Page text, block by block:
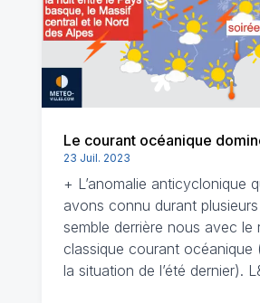
Le courant océanique
23 Juil. 2023
+ L’anomalie anticyclonique
avons connu durant
semble derrière nous avec le
classique courant océanique
la situation de l’été dernier).